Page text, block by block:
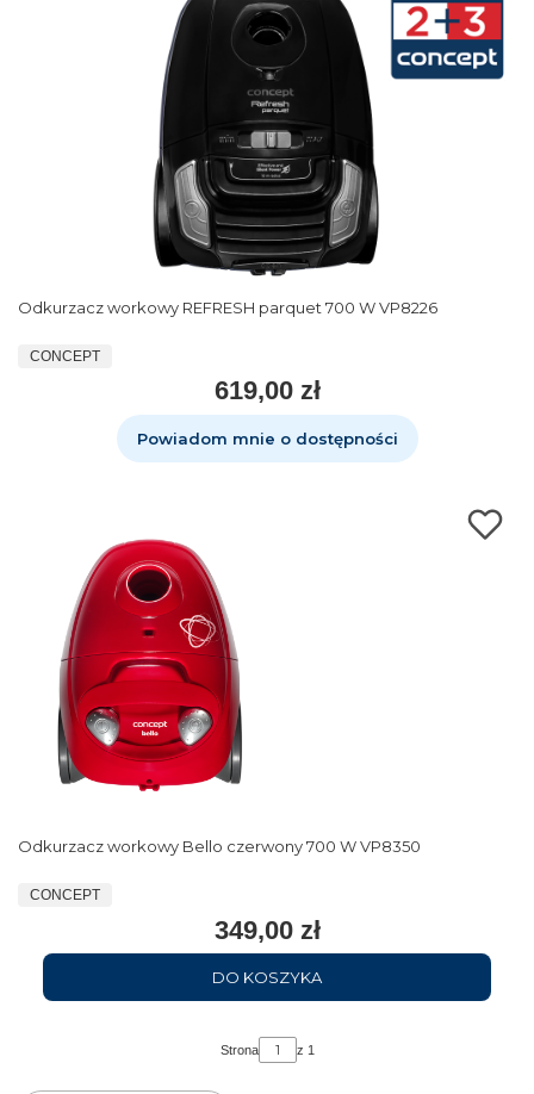
Odkurzacz workowy REFRESH parquet 700 W VP8226
CONCEPT
619,00 zł
Powiadom mnie o dostępności
Odkurzacz workowy Bello czerwony 700 W VP8350
CONCEPT
349,00 zł
DO KOSZYKA
Strona z 1